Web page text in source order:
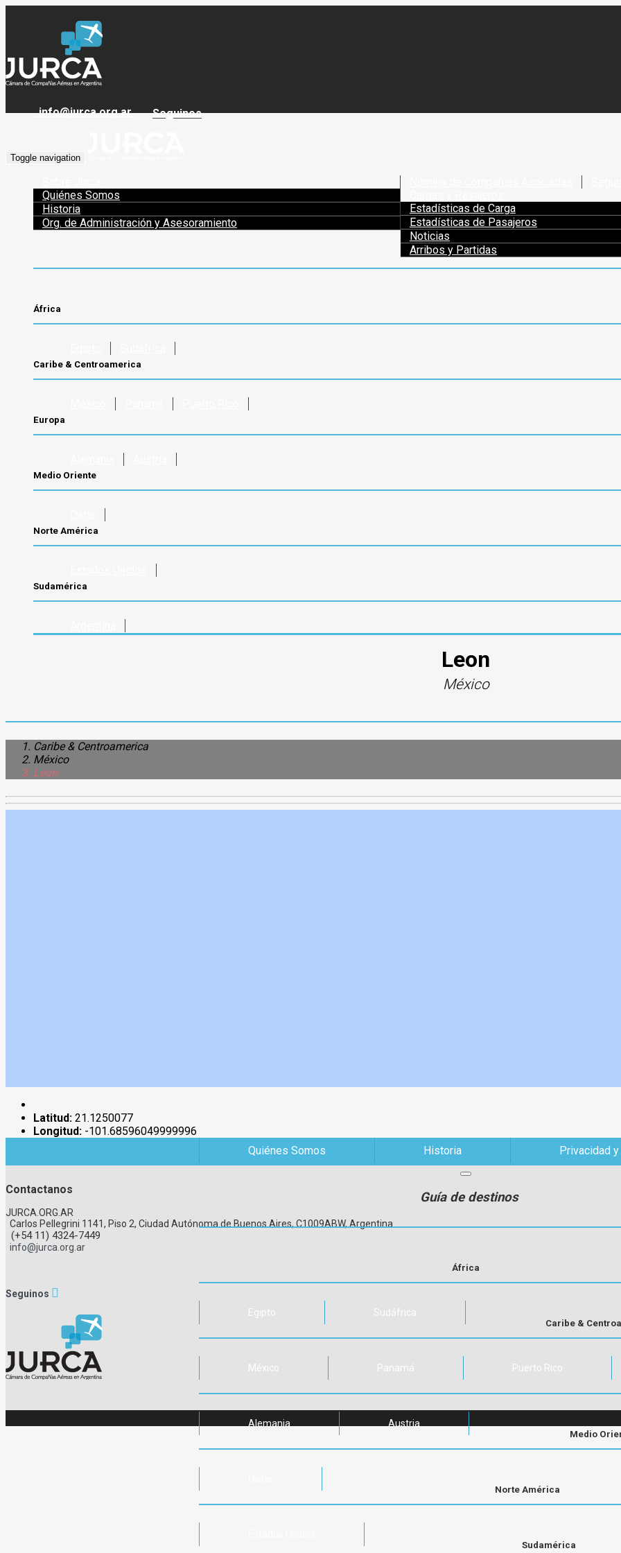
info@jurca.org.ar Seguinos
Toggle navigation
Quiénes Somos
Historia
Org. de Administración y Asesoramiento
Estadísticas de Carga
Estadísticas de Pasajeros
Noticias
Arribos y Partidas
África
Caribe & Centroamerica
Europa
Medio Oriente
Norte América
Sudamérica
Leon
México
Caribe & Centroamerica
México
Leon
Latitud: 21.1250077
Longitud: -101.68596049999996
Quiénes Somos
Historia Privacidad
Guía de destinos
África
Egipto Sudáfrica
Caribe &
México Panamá Puerto Rico
Alemania Austria
Medio
Norte América
Sudamérica
Contactanos
JURCA.ORG.AR
Carlos Pellegrini 1141, Piso 2, Ciudad Autónoma de Buenos Aires, C1009ABW, Argentina
(+54 11) 4324-7449
info@jurca.org.ar
Seguinos